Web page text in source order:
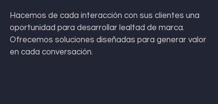
Hacemos de cada interacción con sus clientes una
oportunidad para desarrollar lealtad de marca.
Ofrecemos soluciones diseñadas para generar valor
en cada conversación.